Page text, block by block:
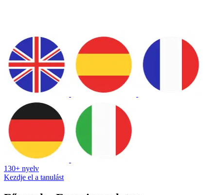
130+ nyelv
Kezdje el a tanulást